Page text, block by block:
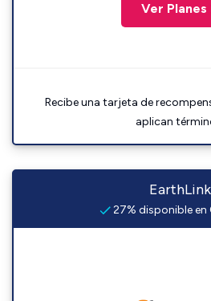
Ver Planes
Recibe una tarjeta de
aplican
EarthLink
27% disponible en